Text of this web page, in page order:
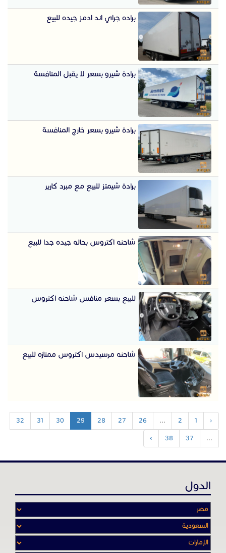
براده جراي اند ادمز جيده للبيع
برادة شيرو بسعر لا يقبل المنافسة
برادة شيرو بسعر خارج المنافسة
برادة شيمتز للبيع مع مبرد كارير
شاحنه اكتروس بحاله جيده جدا للبيع
للبيع بسعر منافس شاحنه اكتروس
شاحنه مرسيدس اكتروس ممتازه للبيع
‹
1
2
...
26
27
28
29
30
31
32
...
37
38
›
الدول